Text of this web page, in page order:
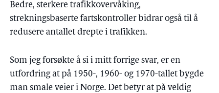
Bedre, sterkere trafikkovervåking,
strekningsbaserte fartskontroller bidrar også til å
redusere antallet drepte i trafikken.
Som jeg forsøkte å si i mitt forrige svar, er en
utfordring at på 1950-, 1960- og 1970-tallet bygde
man smale veier i Norge. Det betyr at på veldig